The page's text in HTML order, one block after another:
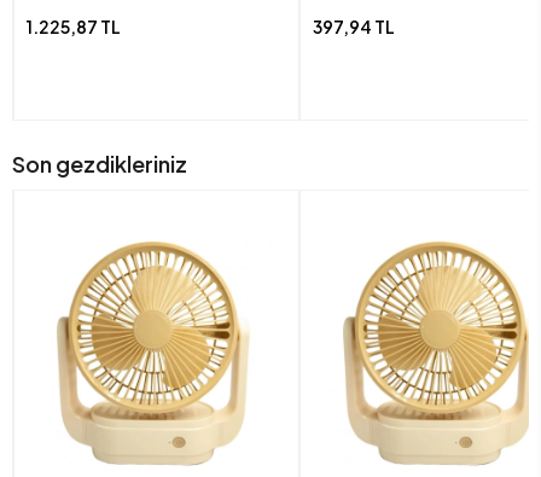
1.225,87 TL
397,94 TL
Son gezdikleriniz